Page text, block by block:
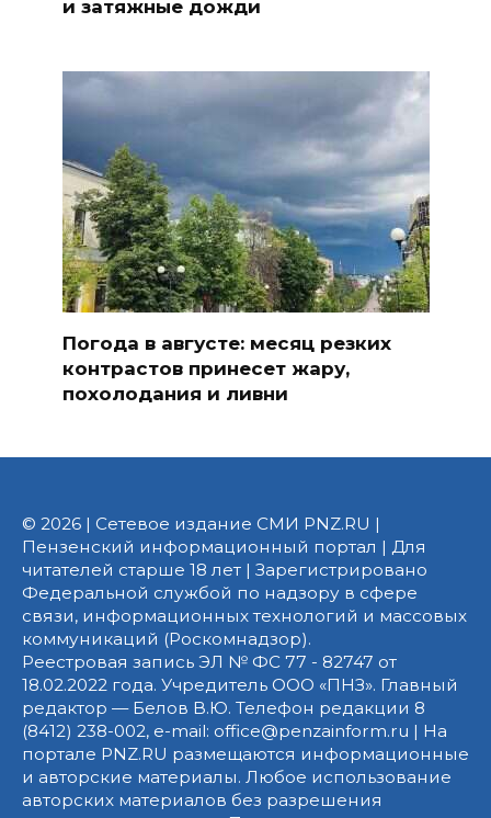
и затяжные дожди
Погода в августе: месяц резких
контрастов принесет жару,
похолодания и ливни
© 2026 | Сетевое издание СМИ PNZ.RU |
Пензенский информационный портал | Для
читателей старше 18 лет | Зарегистрировано
Федеральной службой по надзору в сфере
связи, информационных технологий и массовых
коммуникаций (Роскомнадзор).
Реестровая запись ЭЛ № ФС 77 - 82747 от
18.02.2022 года. Учредитель ООО «ПНЗ». Главный
редактор — Белов В.Ю. Телефон редакции 8
(8412) 238-002, e-mail: office@penzainform.ru | На
портале PNZ.RU размещаются информационные
и авторские материалы. Любое использование
авторских материалов без разрешения